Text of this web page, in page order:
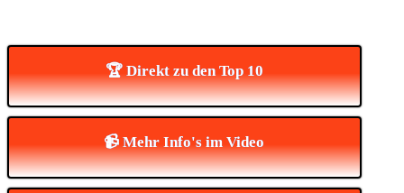
🏆 Direkt zu den Top 10
📹 Mehr Info's im Video